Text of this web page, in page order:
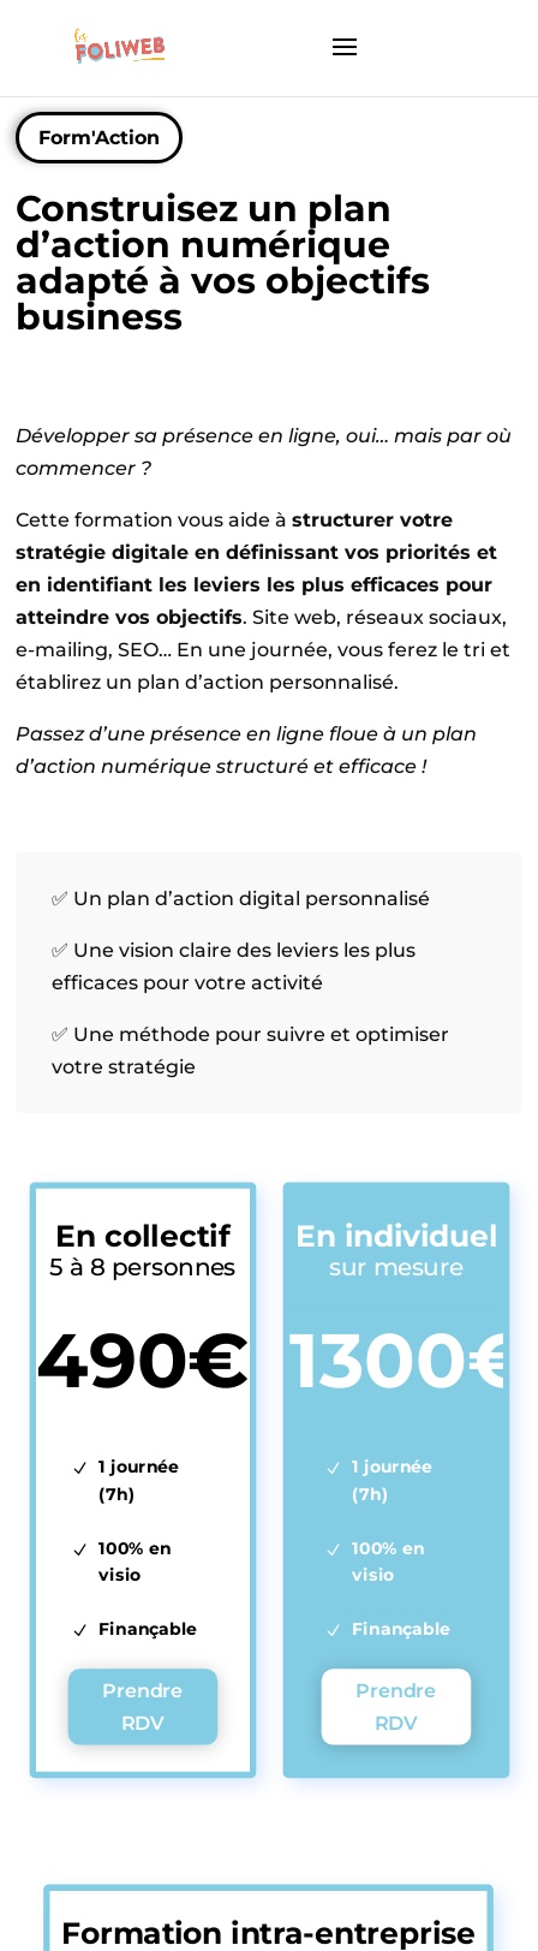
Form'Action
Construisez un plan
d’action numérique
adapté à vos objectifs
business
Développer sa présence en ligne, oui… mais par où
commencer ?
Cette formation vous aide àstructurer votre
stratégie digitale en définissant vos priorités et
en identifiant les leviers les plus efficaces pour
atteindre vos objectifs. Site web, réseaux sociaux,
e-mailing, SEO… En une journée, vous ferez le tri et
établirez un plan d’action personnalisé.
Passez d’une présence en ligne floue à un plan
d’action numérique structuré et efficace !
✅ Un plan d’action digital personnalisé
✅ Une vision claire des leviers les plus
efficaces pour votre activité
✅ Une méthode pour suivre et optimiser
votre stratégie
En collectif
5 à 8 personnes
490€
1 journée
(7h)
100% en
visio
Finançable
Prendre
RDV
En individuel
sur mesure
1300€
1 journée
(7h)
100% en
visio
Finançable
Prendre
RDV
Formation intra-entreprise